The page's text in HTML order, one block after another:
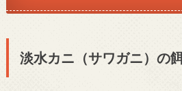
淡水カニ（サワガニ）の